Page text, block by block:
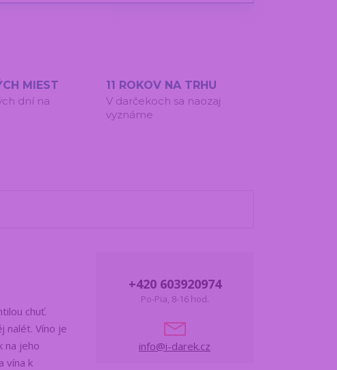
MIEST
dní na
11 ROKOV NA TRHU
V darčekoch sa naozaj
vyznáme
chuť.
nalét. Víno je
na jeho
vína k
+420 603920974
Po-Pia, 8-16 hod.
info@i-darek.cz